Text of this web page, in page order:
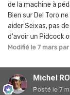
de la machine à
Bien sur Del Toro
aider Seixas, pas
d'avoir un Pidcock
Modifié le 7 mars par
Michel
Posté le 7